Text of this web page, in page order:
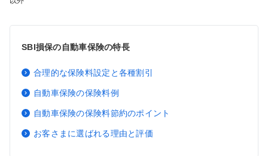
SBI損保の自動車保険の特長
合理的な保険料設定と各種割引
自動車保険の保険料例
自動車保険の保険料節約のポイント
お客さまに選ばれる理由と評価